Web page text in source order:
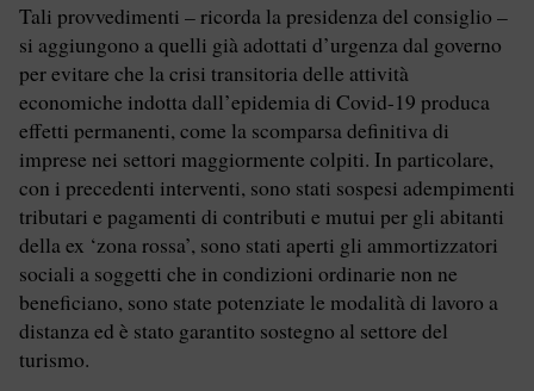
Tali provvedimenti – ricorda la presidenza del consiglio –
si aggiungono a quelli già adottati d’urgenza dal governo
per evitare che la crisi transitoria delle attività
economiche indotta dall’epidemia di Covid-19 produca
effetti permanenti, come la scomparsa definitiva di
imprese nei settori maggiormente colpiti. In particolare,
con i precedenti interventi, sono stati sospesi adempimenti
tributari e pagamenti di contributi e mutui per gli abitanti
della ex ‘zona rossa’, sono stati aperti gli ammortizzatori
sociali a soggetti che in condizioni ordinarie non ne
beneficiano, sono state potenziate le modalità di lavoro a
distanza ed è stato garantito sostegno al settore del
turismo.